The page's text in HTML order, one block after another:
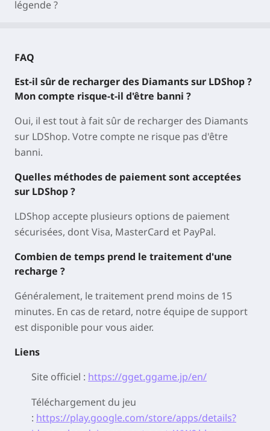
légende ?
FAQ
Est-il sûr de recharger des Diamants sur LDShop ?
Mon compte risque-t-il d'être banni ?
Oui, il est tout à fait sûr de recharger des Diamants
sur LDShop. Votre compte ne risque pas d'être
banni.
Quelles méthodes de paiement sont acceptées
sur LDShop ?
LDShop accepte plusieurs options de paiement
sécurisées, dont Visa, MasterCard et PayPal.
Combien de temps prend le traitement d'une
recharge ?
Généralement, le traitement prend moins de 15
minutes. En cas de retard, notre équipe de support
est disponible pour vous aider.
Liens
Site officiel : https://gget.ggame.jp/en/
Téléchargement du jeu
: https://play.google.com/store/apps/details?